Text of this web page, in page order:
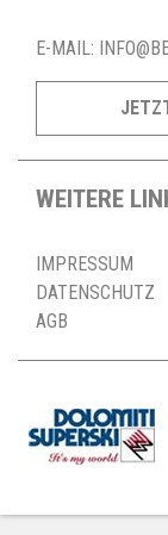
E-MAIL:
WEITERE
IMPRESSUM
DATENSCHUTZ
AGB